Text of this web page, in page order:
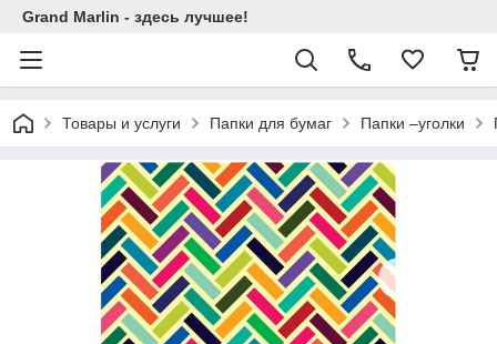
Grand Marlin - здесь лучшее!
Товары и услуги Папки для бумаг Папки –уголки